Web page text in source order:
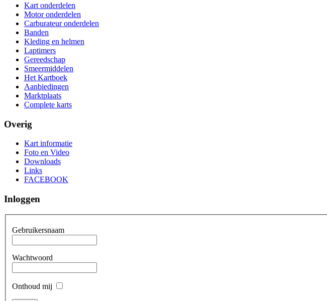
Kart onderdelen
Motor onderdelen
Carburateur onderdelen
Banden
Kleding en helmen
Laptimers
Gereedschap
Smeermiddelen
Het Kartboek
Aanbiedingen
Marktplaats
Complete karts
Overig
Kart informatie
Foto en Video
Downloads
Links
FACEBOOK
Inloggen
Gebruikersnaam
Wachtwoord
Onthoud mij